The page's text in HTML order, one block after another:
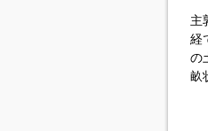
主
経
の
畝